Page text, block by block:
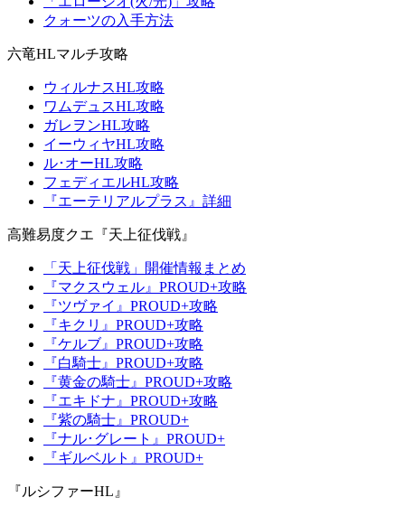
クォーツの入手方法
六竜HLマルチ攻略
ウィルナスHL攻略
ワムデュスHL攻略
ガレヲンHL攻略
イーウィヤHL攻略
ル･オーHL攻略
フェディエルHL攻略
『エーテリアルプラス』詳細
高難易度クエ『天上征伐戦』
「天上征伐戦」開催情報まとめ
『マクスウェル』PROUD+攻略
『ツヴァイ』PROUD+攻略
『キクリ』PROUD+攻略
『ケルブ』PROUD+攻略
『白騎士』PROUD+攻略
『黄金の騎士』PROUD+攻略
『エキドナ』PROUD+攻略
『紫の騎士』PROUD+
『ナル･グレート』PROUD+
『ギルベルト』PROUD+
『ルシファーHL』